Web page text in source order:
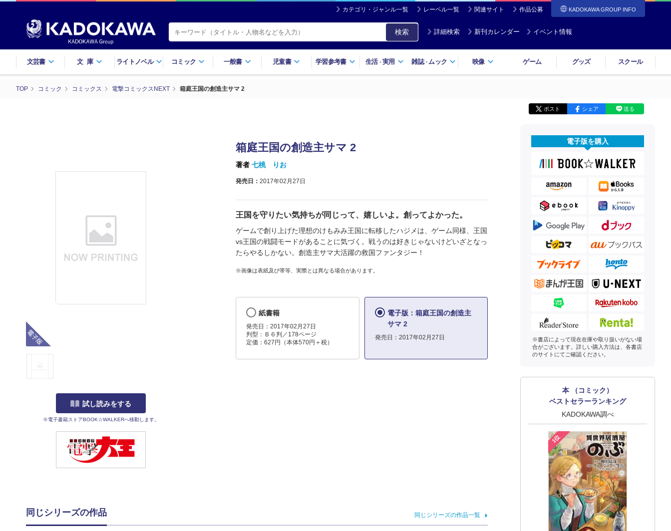
カテゴリ・ジャンル一覧 レーベル一覧 関連サイト 作品公募 KADOKAWA GROUP INFO
検索 詳細検索 新刊カレンダー イベント情報
文芸書 文庫 ライトノベル コミック 一般書 児童書 学習参考書 生活・実用 雑誌・ ムック 映像 ゲーム グッズ スクール
TOP コミック コミックス 電撃コミックスNEXT 箱庭王国の創造主サマ 2
ポスト シェア 送る
試し読みをする
※電子書籍ストアBOOK☆WALKERへ移動します。
箱庭王国の創造主サマ 2
著者 七桃 りお
発売日： 2017年02月27日
王国を守りたい気持ちが同じって、嬉しいよ。創ってよかった。
ゲームで創り上げた理想のけもみみ王国に転移したハジメは、ゲーム同様、王国
vs王国の戦闘モードがあることに気づく。戦うのは好きじゃないけどいざとなっ
たらやるしかない。創造主サマ大活躍の救国ファンタジー！
※画像は表紙及び帯等、実際とは異なる場合があります。
紙書籍
発売日：2017年02月27日
判型：Ｂ６判／178ページ
定価：627円（本体570円＋税）
電子版：箱庭王国の創造主
サマ 2
発売日：2017年02月27日
同じシリーズの作品 同じシリーズの作品一覧
電子版を購入
※書店によって現在在庫や取り扱いがない場
合がございます。詳しい購入方法は、各書店
のサイトにてご確認ください。
本 （コミック）
ベストセラーランキング
KADOKAWA調べ
1位